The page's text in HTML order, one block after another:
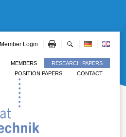
Member Login
MEMBERS
RESEARCH PAPERS
POSITION PAPERS
CONTACT